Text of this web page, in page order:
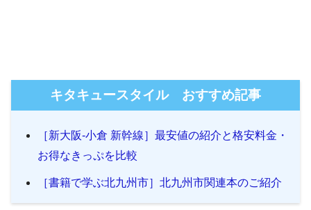
キタキュースタイル おすすめ記事
［新大阪-小倉 新幹線］最安値の紹介と格安料金・
お得なきっぷを比較
［書籍で学ぶ北九州市］北九州市関連本のご紹介